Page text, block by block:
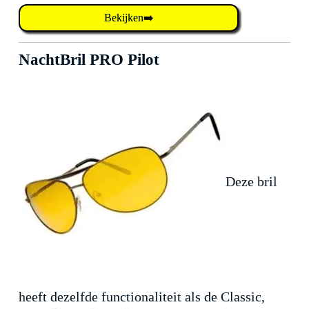
Bekijken➡️
NachtBril PRO Pilot
Deze bril
heeft dezelfde functionaliteit als de Classic,